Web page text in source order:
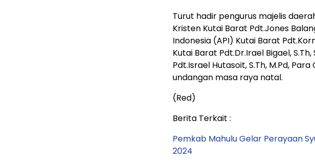
Turut hadir pengurus majelis
Kristen Kutai Barat Pdt.Jones
Indonesia (API) Kutai Barat
Kutai Barat Pdt.Dr.Irael Bigael,
Pdt.Israel Hutasoit, S.Th, M.Pd,
undangan masa raya natal.
(Red)
Berita Terkait :
Pemkab Mahulu Gelar Perayaan
2024